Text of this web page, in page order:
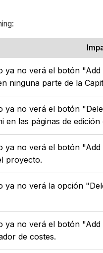
ya no verá el botón
ninguna parte de la
ya no verá el botón
en las páginas de
ya no verá el botón
proyecto.
ya no verá la opción
ya no verá el botón
de costes.